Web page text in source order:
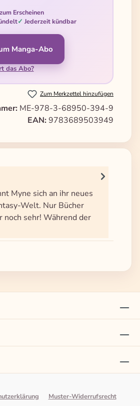
Erscheinen
Jederzeit kündbar
Manga-Abo
das Abo?
Zum Merkzettel hinzufügen
ME-978-3-68950-394-9
EAN: 9783689503949
Myne sich an ihr neues
Welt. Nur Bücher
noch sehr! Während der
Muster-Widerrufsrecht